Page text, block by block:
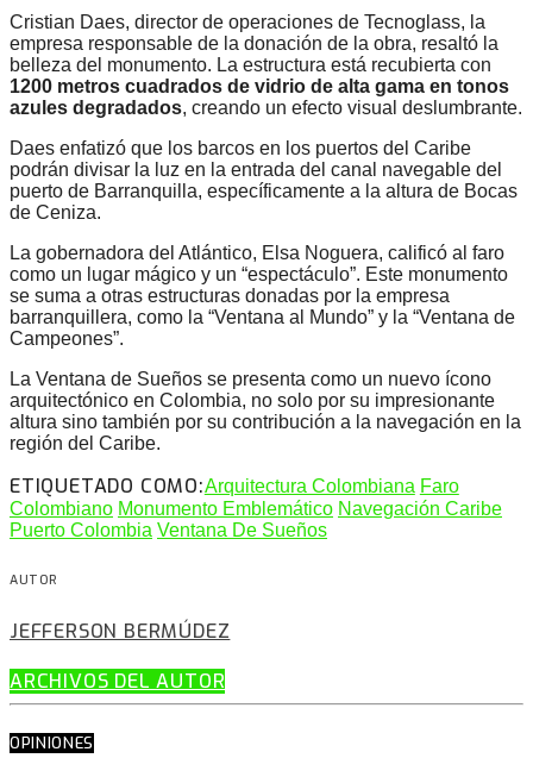
Cristian Daes, director de operaciones de Tecnoglass, la
empresa responsable de la donación de la obra, resaltó la
belleza del monumento. La estructura está recubierta con
1200 metros cuadrados de vidrio de alta gama en tonos
azules degradados, creando un efecto visual deslumbrante.
Daes enfatizó que los barcos en los puertos del Caribe
podrán divisar la luz en la entrada del canal navegable del
puerto de Barranquilla, específicamente a la altura de Bocas
de Ceniza.
La gobernadora del Atlántico, Elsa Noguera, calificó al faro
como un lugar mágico y un “espectáculo”. Este monumento
se suma a otras estructuras donadas por la empresa
barranquillera, como la “Ventana al Mundo” y la “Ventana de
Campeones”.
La Ventana de Sueños se presenta como un nuevo ícono
arquitectónico en Colombia, no solo por su impresionante
altura sino también por su contribución a la navegación en la
región del Caribe.
ETIQUETADO COMO:Arquitectura Colombiana Faro
Colombiano Monumento Emblemático Navegación Caribe
Puerto Colombia Ventana De Sueños
AUTOR
JEFFERSON BERMÚDEZ
ARCHIVOS DEL AUTOR
OPINIONES